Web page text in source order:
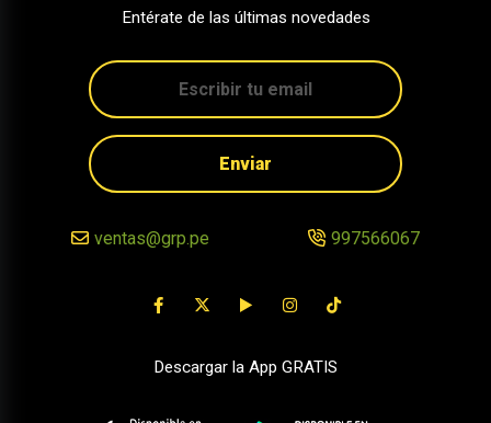
Entérate de las últimas novedades
Enviar
ventas@grp.pe 997566067
Descargar la App GRATIS